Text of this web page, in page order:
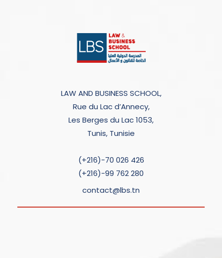
LAW AND BUSINESS SCHOOL,
Rue du Lac d’Annecy,
Les Berges du Lac 1053,
Tunis, Tunisie
(+216)-70 026 426
(+216)-99 762 280
contact@lbs.tn